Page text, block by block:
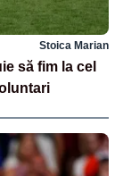
Stoica Marian
să fim la cel